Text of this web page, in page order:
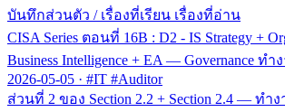
บันทึกส่วนตัว / เรื่องที่เรียน เรื่องที่อ่าน
CISA Series ตอนที่ 16B : D2 - IS Strategy +
Business Intelligence + EA — Governance ท
2026-05-05 · #IT #Auditor
ส่วนที่ 2 ของ Section 2.2 + Section 2.4 — ทำ